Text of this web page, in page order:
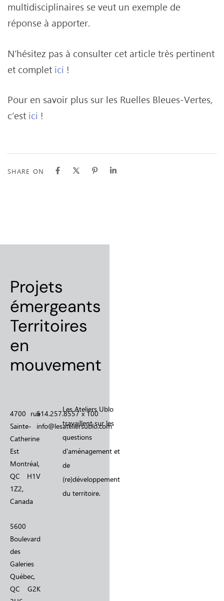
multidisciplinaires se veut un exemple de
réponse à apporter.
N’hésitez pas à consulter cet article très pertinent
et complet ici !
Pour en savoir plus sur les Ruelles Bleues-Vertes,
c’est ici !
SHARE ON
Projets
émergeants
Territoires
en
mouvement
4700 rue
Sainte-
Catherine
Est
Montréal,
QC H1V
1Z2,
Canada
5600
Boulevard
des
Galeries
Québec,
QC G2K
514.257.8557 x 100
info@lesateliersublo.com
Les Ateliers Ublo
travaillent sur les
questions
d'aménagement et
de
(re)développement
du territoire.